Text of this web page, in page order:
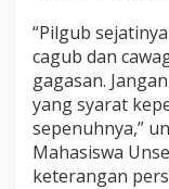
“Pilgub
cagub dan
gagasan.
yang syarat
sepenuhnya,”
Mahasiswa
keterangan